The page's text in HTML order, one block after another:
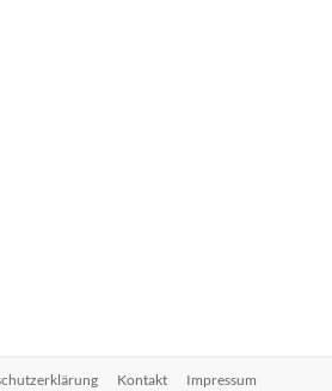
Kontakt Impressum